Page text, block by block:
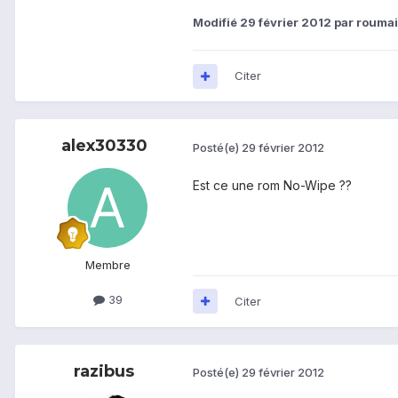
Modifié 29 février 2012 par
Citer
alex30330
Membre
39
Posté(e) 29 février 2012
Est ce une rom No-Wipe ??
Citer
razibus Posté(e) 29 février 2012